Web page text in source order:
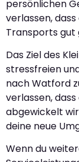
persönlichen
verlassen,
Transports gut
Das Ziel des
stressfreien
nach Watford
verlassen,
abgewickelt
deine neue
Wenn du